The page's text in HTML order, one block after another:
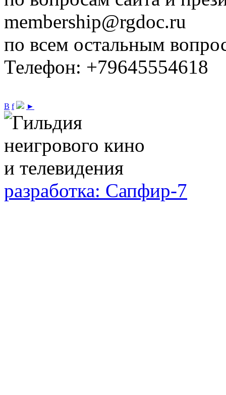
membership@rgdoc.ru
по всем остальным
Телефон: +79645554618
В f ►
разработка: Сапфир-7